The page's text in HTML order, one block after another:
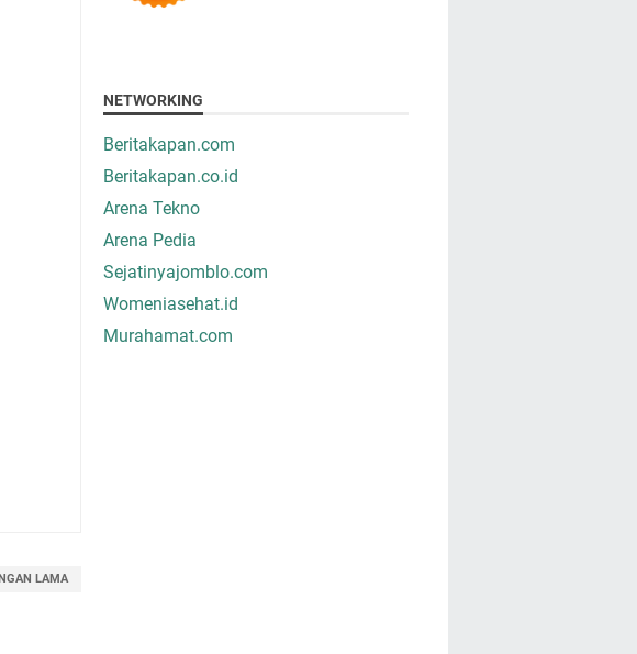
LAMA
NETWORKING
Beritakapan.com
Beritakapan.co.id
Arena Tekno
Arena Pedia
Sejatinyajomblo.com
Womeniasehat.id
Murahamat.com